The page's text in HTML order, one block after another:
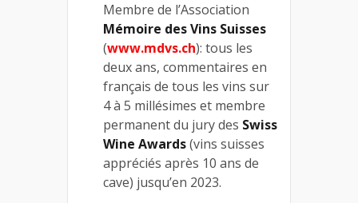
Membre de l’Association
Mémoire des Vins Suisses
(www.mdvs.ch): tous les
deux ans, commentaires en
français de tous les vins sur
4 à 5 millésimes et membre
permanent du jury des Swiss
Wine Awards(vins suisses
appréciés après 10 ans de
cave) jusqu’en 2023.